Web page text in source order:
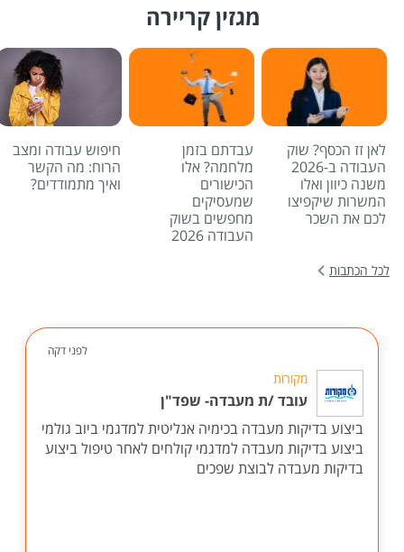
מגזין קריירה
לאן זז הכסף? שוק
העבודה ב-2026
משנה כיוון ואלו
המשרות שיקפיצו
לכם את השכר
עבדתם בזמן
מלחמה? אלו
הכישורים
שמעסיקים
מחפשים בשוק
העבודה 2026
חיפוש עבודה ומצב
הרוח: מה הקשר
ואיך מתמודדים?
לכל הכתבות
לפני דקה
מקורות
עובד /ת מעבדה- שפד"ן
ביצוע בדיקות מעבדה בכימיה אנליטית למדגמי ביוב גולמי
ביצוע בדיקות מעבדה למדגמי קולחים לאחר טיפול ביצוע
בדיקות מעבדה לבוצת שפכים